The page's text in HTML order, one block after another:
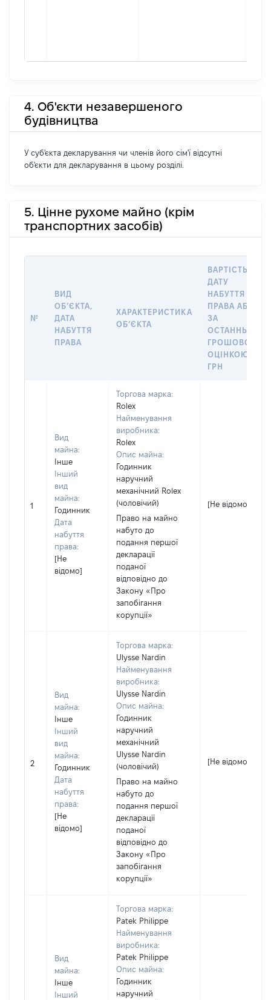
4. Об'єкти незавершеного
будівництва
У суб'єкта декларування чи членів його сім'ї відсутні
об'єкти для декларування в цьому розділі.
5. Цінне рухоме майно (крім
транспортних засобів)
№
ВИД
ОБʼЄКТА,
ДАТА
НАБУТТЯ
ПРАВА
ХАРАКТЕРИСТИКА
ОБʼЄКТА
ВАРТІСТЬ НА
ДАТУ
НАБУТТЯ
ПРАВА АБО
ЗА
ОСТАННЬОЮ
ГРОШОВОЮ
ОЦІНКОЮ,
ГРН
1
Вид
майна:
Інше
Інший
вид
майна:
Годинник
Дата
набуття
права:
[Не
відомо]
Торгова марка:
Rolex
Найменування
виробника:
Rolex
Опис майна:
Годинник
наручний
механічний Rolex
(чоловічий)
Право на майно
набуто до
подання першої
декларації
поданої
відповідно до
Закону «Про
запобігання
корупції»
[Не відомо]
2
Вид
майна:
Інше
Інший
вид
майна:
Годинник
Дата
набуття
права:
[Не
відомо]
Торгова марка:
Ulysse Nardin
Найменування
виробника:
Ulysse Nardin
Опис майна:
Годинник
наручний
механічний
Ulysse Nardin
(чоловічий)
Право на майно
набуто до
подання першої
декларації
поданої
відповідно до
Закону «Про
запобігання
корупції»
[Не відомо]
Вид
майна:
Інше
Інший
Торгова марка:
Patek Philippe
Найменування
виробника:
Patek Philippe
Опис майна:
Годинник
наручний